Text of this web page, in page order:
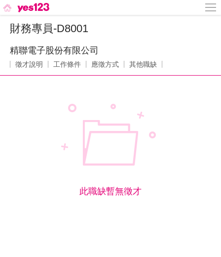
財務專員-D8001
精聯電子股份有限公司
徵才說明 工作條件 應徵方式 其他職缺
此職缺暫無徵才